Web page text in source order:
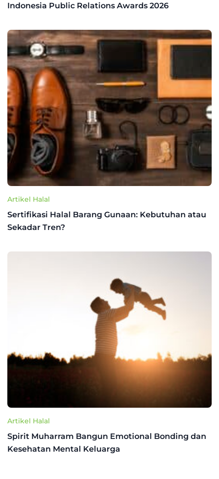
Indonesia Public Relations Awards 2026
Artikel Halal
Sertifikasi Halal Barang Gunaan: Kebutuhan atau
Sekadar Tren?
Artikel Halal
Spirit Muharram Bangun Emotional Bonding dan
Kesehatan Mental Keluarga